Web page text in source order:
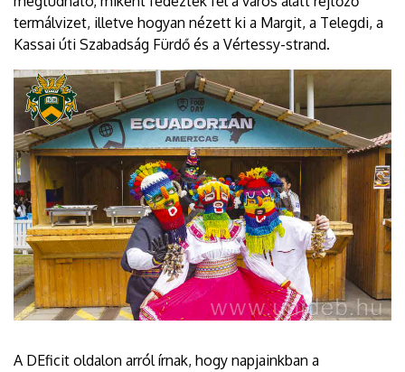
termálvizet, illetve hogyan nézett ki a Margit, a Telegdi, a
Kassai úti Szabadság Fürdő és a Vértessy-strand.
A DEficit oldalon arról írnak, hogy napjainkban a